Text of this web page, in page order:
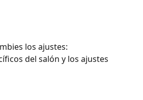
los ajustes:
del salón y los ajustes